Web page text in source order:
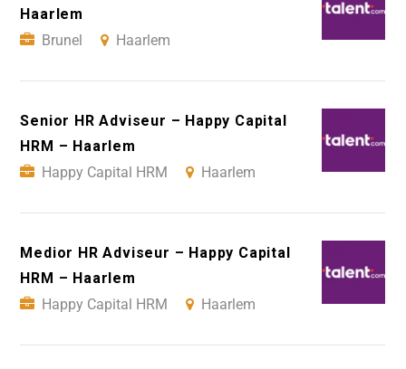
Haarlem
Brunel
Haarlem
Senior HR Adviseur – Happy Capital
HRM – Haarlem
Happy Capital HRM
Haarlem
Medior HR Adviseur – Happy Capital
HRM – Haarlem
Happy Capital HRM
Haarlem